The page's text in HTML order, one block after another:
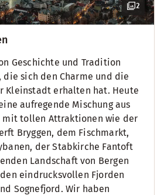
2
Geschichte und Tradition
sich den Charme und die
Kleinstadt erhalten hat. Heute
aufregende Mischung aus
mit tollen Attraktionen wie der
Bryggen, dem Fischmarkt,
der Stabkirche Fantoft
Landschaft von Bergen
eindrucksvollen Fjorden
Sognefjord. Wir haben